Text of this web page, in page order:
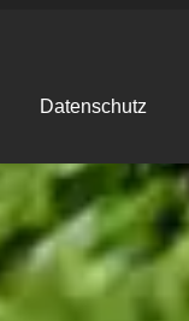
Datenschutz